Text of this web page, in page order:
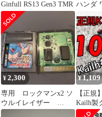
Ginfull RS13 Gen3 TMR ハンダ
Cu 銅
ンダ吸
子工作
ン修理(
¥2,300
専用 ロックマンx2 ソ
ウルイレイザー
FRAM化
¥1,109
【正規
Kailh製
チ１０